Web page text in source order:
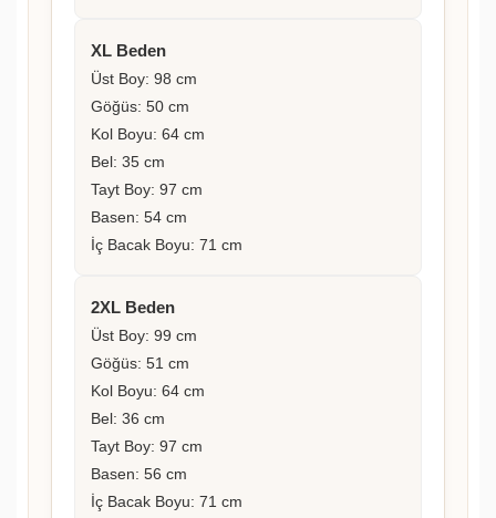
XL Beden
Üst Boy: 98 cm
Göğüs: 50 cm
Kol Boyu: 64 cm
Bel: 35 cm
Tayt Boy: 97 cm
Basen: 54 cm
İç Bacak Boyu: 71 cm
2XL Beden
Üst Boy: 99 cm
Göğüs: 51 cm
Kol Boyu: 64 cm
Bel: 36 cm
Tayt Boy: 97 cm
Basen: 56 cm
İç Bacak Boyu: 71 cm